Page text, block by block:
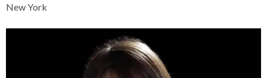
New York